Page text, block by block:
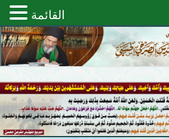
القائمة